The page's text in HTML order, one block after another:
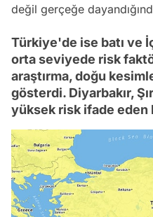
değil gerçeğe
Türkiye'de ise batı ve
orta seviyede risk
araştırma, doğu
gösterdi. Diyarbakır,
yüksek risk ifade eden